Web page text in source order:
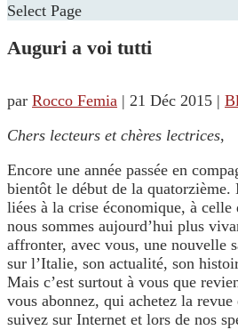
Select Page
Auguri a voi tutti
par Rocco Femia | 21 Déc 2015 |
Chers lecteurs et chères lectrices,
Encore une année passée en
bientôt le début de la
liées à la crise économique, à
nous sommes aujourd’hui plus
affronter, avec vous, une nouvelle
sur l’Italie, son actualité, son
Mais c’est surtout à vous que
vous abonnez, qui achetez la
suivez sur Internet et lors de nos